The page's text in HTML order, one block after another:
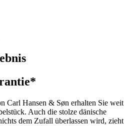
Carl Hansen & Søn erhalten Sie weit
Auch die stolze dänische
dem Zufall überlassen wird, zieht